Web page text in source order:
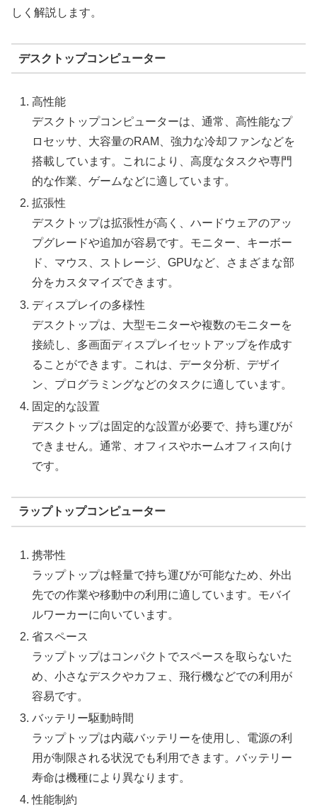
しく解説します。
デスクトップコンピューター
高性能
デスクトップコンピューターは、通常、高性能なプ
ロセッサ、大容量のRAM、強力な冷却ファンなどを
搭載しています。これにより、高度なタスクや専門
的な作業、ゲームなどに適しています。
拡張性
デスクトップは拡張性が高く、ハードウェアのアッ
プグレードや追加が容易です。モニター、キーボー
ド、マウス、ストレージ、GPUなど、さまざまな部
分をカスタマイズできます。
ディスプレイの多様性
デスクトップは、大型モニターや複数のモニターを
接続し、多画面ディスプレイセットアップを作成す
ることができます。これは、データ分析、デザイ
ン、プログラミングなどのタスクに適しています。
固定的な設置
デスクトップは固定的な設置が必要で、持ち運びが
できません。通常、オフィスやホームオフィス向け
です。
ラップトップコンピューター
携帯性
ラップトップは軽量で持ち運びが可能なため、外出
先での作業や移動中の利用に適しています。モバイ
ルワーカーに向いています。
省スペース
ラップトップはコンパクトでスペースを取らないた
め、小さなデスクやカフェ、飛行機などでの利用が
容易です。
バッテリー駆動時間
ラップトップは内蔵バッテリーを使用し、電源の利
用が制限される状況でも利用できます。バッテリー
寿命は機種により異なります。
性能制約